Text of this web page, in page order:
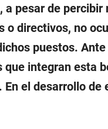
a pesar de
o directivos, no
puestos.
integran esta
En el desarrollo